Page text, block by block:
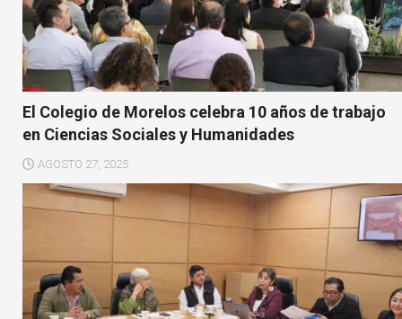
El Colegio de Morelos celebra 10 años de trabajo
en Ciencias Sociales y Humanidades
AGOSTO 27, 2025